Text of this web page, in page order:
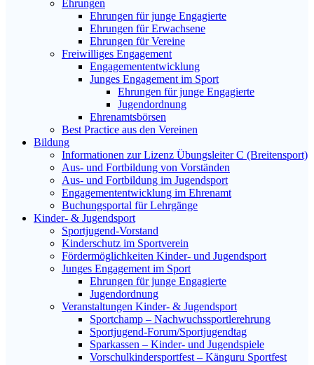
Ehrungen
Ehrungen für junge Engagierte
Ehrungen für Erwachsene
Ehrungen für Vereine
Freiwilliges Engagement
Engagemententwicklung
Junges Engagement im Sport
Ehrungen für junge Engagierte
Jugendordnung
Ehrenamtsbörsen
Best Practice aus den Vereinen
Bildung
Informationen zur Lizenz Übungsleiter C (Breitensport)
Aus- und Fortbildung von Vorständen
Aus- und Fortbildung im Jugendsport
Engagemententwicklung im Ehrenamt
Buchungsportal für Lehrgänge
Kinder- & Jugendsport
Sportjugend-Vorstand
Kinderschutz im Sportverein
Fördermöglichkeiten Kinder- und Jugendsport
Junges Engagement im Sport
Ehrungen für junge Engagierte
Jugendordnung
Veranstaltungen Kinder- & Jugendsport
Sportchamp – Nach­wuchs­sportler­ehrung
Sportjugend-Forum/Sport­jugend­tag
Sparkassen – Kinder- und Jugendspiele
Vorschulkindersportfest – Känguru Sportfest